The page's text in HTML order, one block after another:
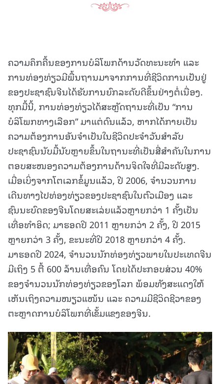
ຄວາມຄຶກຄື້ນຂອງການບໍລິໂພກດ້ານວັດທະນະທໍາ ແລະ
ການທ່ອງທ່ຽວມີພື້ນຖານມາຈາກການທີ່ຊີວິດການເປັນຢູ່
ຂອງປະຊາຊົນຈີນໄດ້ຮັບການຍົກລະດັບດີຂຶ້ນຢ່າງຕໍ່ເນື່ອງ.
ທຸກມື້ນີ້, ການທ່ອງທ່ຽວໄດ້ສະຫຼັດຖານະທີ່ເປັນ “ການ
ບໍລິໂພກທາງເລືອກ” ມາແຕ່ດົນແລ້ວ, ຫາກໄດ້ກາຍເປັນ
ຄວາມຕ້ອງການອັນຈໍາເປັນໃນຊີວິດປະຈໍາວັນສໍາລັບ
ປະຊາຊົນນັບມື້ນັບຫຼາຍຂຶ້ນໃນຖານະທີ່ເປັນສື່ສໍາຄັນໃນການ
ຕອບສະໜອງຄວາມຕ້ອງການດ້ານຈິດໃຈທີ່ມີລະດັບສູງ.
ເມື່ອເບິ່ງຈາກໂຕເລກຂໍ້ມູນແລ້ວ, ປີ 2006, ຈໍານວນການ
ເດີນທາງໄປທ່ອງທ່ຽວຂອງປະຊາຊົນໃນຕົວເມືອງ ແລະ
ຊົນນະບົດຂອງຈີນໂດຍສະເລ່ຍແລ້ວຫຼາຍກວ່າ 1 ຄັ້ງເປັນ
ເທື່ອທໍາອິດ; ມາຮອດປີ 2011 ຫຼາຍກວ່າ 2 ຄັ້ງ, ປີ 2015
ຫຼາຍກວ່າ 3 ຄັ້ງ, ຂະນະທີ່ປີ 2018 ຫຼາຍກວ່າ 4 ຄັ້ງ.
ມາຮອດປີ 2024, ຈໍານວນນັກທ່ອງທ່ຽວພາຍໃນປະເທດຈີນ
ມີເຖິງ 5 ຕື້ 600 ລ້ານເທື່ອຄົນ ໂດຍໄດ້ປະກອບສ່ວນ 40%
ຂອງຈໍານວນນັກທ່ອງທ່ຽວຂອງໂລກ ພ້ອມທັງສະແດງໃຫ້
ເຫັນເຖິງຄວາມໜຽວແໜ້ນ ແລະ ຄວາມມີຊີວິດຊີວາຂອງ
ຕະຫຼາດການບໍລິໂພກທີ່ເຂັ້ມແຂງຂອງຈີນ.